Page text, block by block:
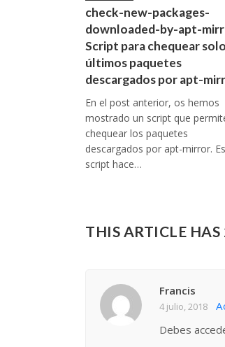
check-new-packages-
downloaded-by-apt-
Script para chequear
últimos paquetes
descargados por apt-
En el post anterior, os hemos
mostrado un script que
chequear los paquetes
descargados por apt-mirror.
script hace…
THIS ARTICLE
Francis
4 julio, 2018
Debes